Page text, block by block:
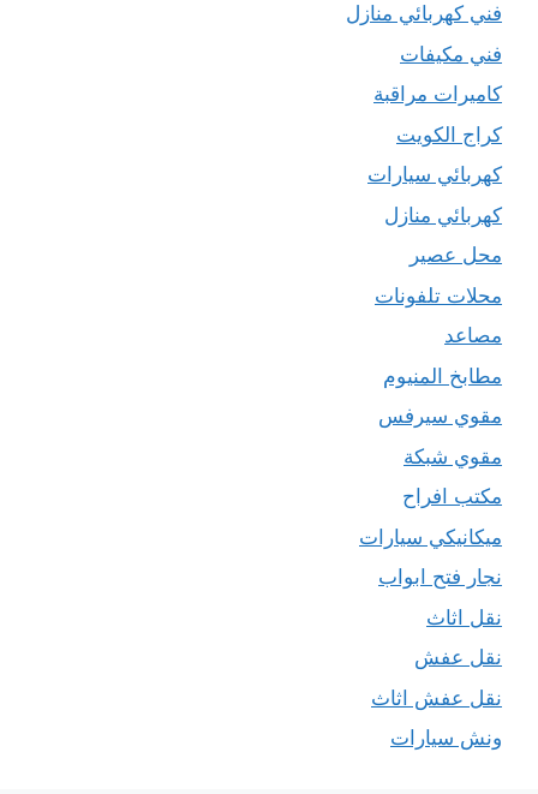
فني كهربائي منازل
فني مكيفات
كاميرات مراقبة
كراج الكويت
كهربائي سيارات
كهربائي منازل
محل عصير
محلات تلفونات
مصاعد
مطابخ المنيوم
مقوي سيرفس
مقوي شبكة
مكتب افراح
ميكانيكي سيارات
نجار فتح ابواب
نقل اثاث
نقل عفش
نقل عفش اثاث
ونش سيارات